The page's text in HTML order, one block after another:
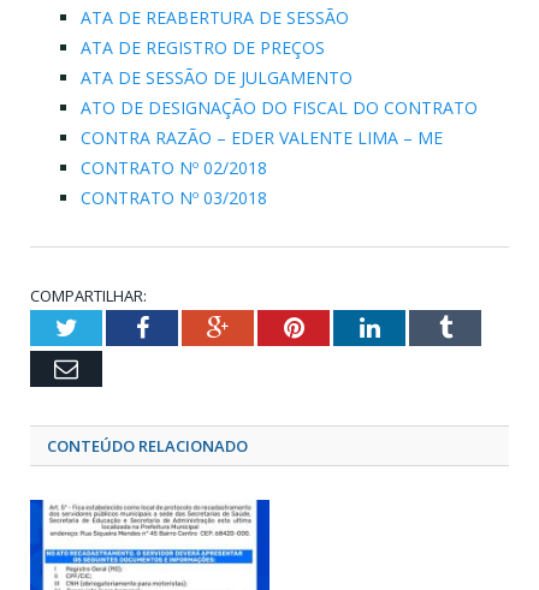
ATA DE REABERTURA DE SESSÃO
ATA DE REGISTRO DE PREÇOS
ATA DE SESSÃO DE JULGAMENTO
ATO DE DESIGNAÇÃO DO FISCAL DO CONTRATO
CONTRA RAZÃO – EDER VALENTE LIMA – ME
CONTRATO Nº 02/2018
CONTRATO Nº 03/2018
COMPARTILHAR:
TwitterFacebookGoogle+PinterestLinkedInTumblr
Email
CONTEÚDO RELACIONADO